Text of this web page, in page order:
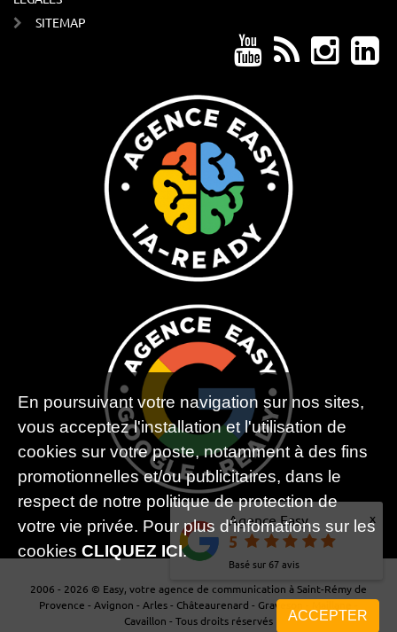
SITEMAP
2006 - 2026 © Easy, votre agence de communication à Saint-Rémy de
Provence - Avignon - Arles - Châteaurenard - Graveson - Maillane -
Cavaillon - Tous droits réservés
Agence Easy
5
Basé sur 67avis
x
En poursuivant votre navigation sur nos sites,
vous acceptez l'installation et l'utilisation de
cookies sur votre poste, notamment à des fins
promotionnelles et/ou publicitaires, dans le
respect de notre politique de protection de
votre vie privée. Pour plus d'infomations sur les
cookies CLIQUEZ ICI.
ACCEPTER